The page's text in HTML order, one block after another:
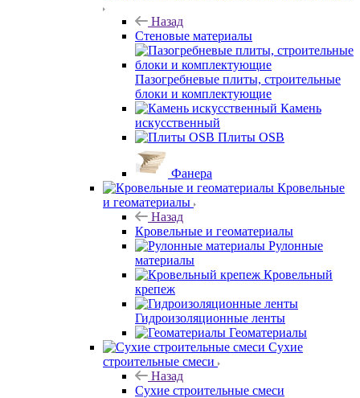
Назад
Стеновые материалы
Пазогребневые плиты, строительные
блоки и комплектующие
Камень
искусственный
Плиты OSB
Фанера
Кровельные
и геоматериалы
Назад
Кровельные и геоматериалы
Рулонные
материалы
Кровельный
крепеж
Гидроизоляционные ленты
Геоматериалы
Сухие
строительные смеси
Назад
Сухие строительные смеси